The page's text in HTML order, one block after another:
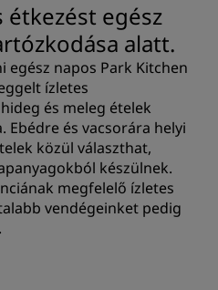
étkezést egész
alatt.
egész napos Park Kitchen
ízletes
és meleg ételek
Ebédre és vacsorára helyi
közül választhat,
készülnek.
megfelelő ízletes
vendégeinket pedig